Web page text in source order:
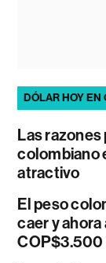
DÓLAR HOY EN
Las razones
colombiano
atractivo
El peso
caer y
COP$3.500